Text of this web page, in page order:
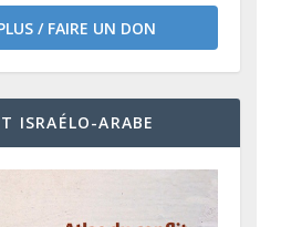
/ FAIRE UN DON
ISRAÉLO-ARABE